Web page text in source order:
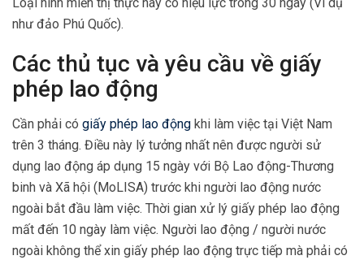
như đảo Phú Quốc).
Các thủ tục và yêu cầu về giấy
phép lao động
Cần phải có giấy phép lao động khi làm việc tại Việt Nam
trên 3 tháng. Điều này lý tưởng nhất nên được người sử
dụng lao động áp dụng 15 ngày với Bộ Lao động-Thương
binh và Xã hội (MoLISA) trước khi người lao động nước
ngoài bắt đầu làm việc. Thời gian xử lý giấy phép lao động
mất đến 10 ngày làm việc. Người lao động / người nước
ngoài không thể xin giấy phép lao động trực tiếp mà phải có